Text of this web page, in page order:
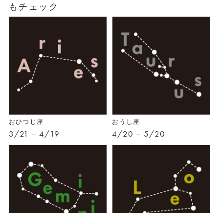
もチェック
おひつじ座
3/21 – 4/19
おうし座
4/20 – 5/20